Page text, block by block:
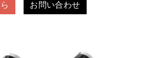
お問い合わせ